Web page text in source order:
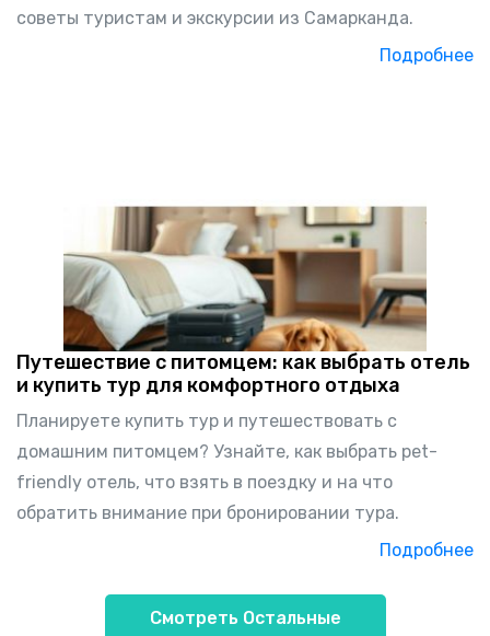
советы туристам и экскурсии из Самарканда.
Подробнее
Путешествие с питомцем: как выбрать отель
и купить тур для комфортного отдыха
Планируете купить тур и путешествовать с
домашним питомцем? Узнайте, как выбрать pet-
friendly отель, что взять в поездку и на что
обратить внимание при бронировании тура.
Подробнее
Смотреть Остальные